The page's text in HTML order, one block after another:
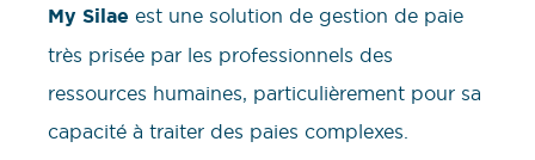
My Silae est une solution de gestion de paie
très prisée par les professionnels des
ressources humaines, particulièrement pour sa
capacité à traiter des paies complexes.